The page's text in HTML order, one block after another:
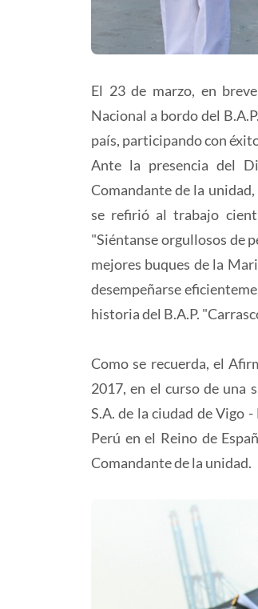
El 23 de marzo, en
Nacional a bordo del
país, participando con
Ante la presencia del
Comandante de la
se refirió al trabajo
"Siéntanse orgullosos de
mejores buques de la
desempeñarse
historia del B.A.P.
Como se recuerda, el
2017, en el curso de una
S.A. de la ciudad de Vigo
Perú en el Reino de
Comandante de la unidad.